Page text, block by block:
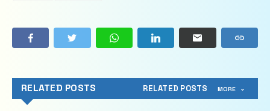
RELATED POSTS RELATED POSTS MORE